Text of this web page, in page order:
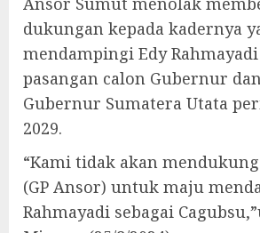
dukungan kepada kadernya
mendampingi Edy
pasangan calon Gubernur
Gubernur Sumatera Utata
2029.
“Kami tidak akan
(GP Ansor) untuk maju
Rahmayadi sebagai